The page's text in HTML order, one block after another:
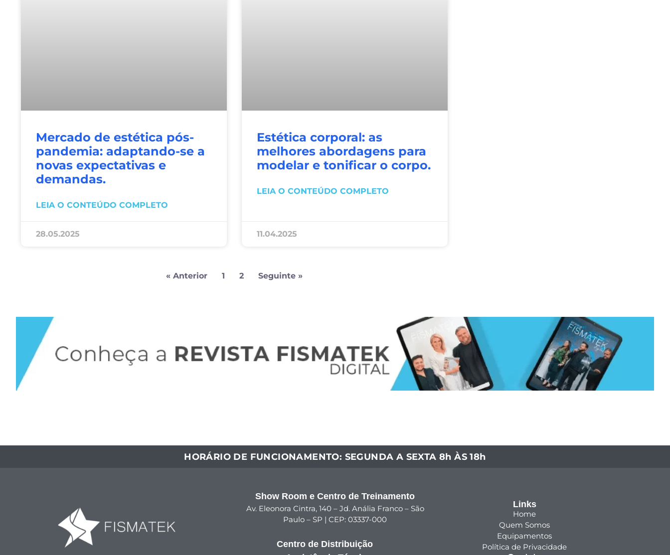
Mercado de estética pós-
pandemia: adaptando-se a
novas expectativas e
demandas.
LEIA O CONTEÚDO COMPLETO
28.05.2025
Estética corporal: as
melhores abordagens para
modelar e tonificar o corpo.
LEIA O CONTEÚDO COMPLETO
11.04.2025
« Anterior 1 2 Seguinte »
HORÁRIO DE FUNCIONAMENTO: SEGUNDA A SEXTA 8h ÀS 18h
Show Room e Centro de Treinamento
Av. Eleonora Cintra, 140 – Jd. Anália Franco – São
Paulo – SP | CEP: 03337-000
Centro de Distribuição
Links
Home
Quem Somos
Equipamentos
Política de Privacidade